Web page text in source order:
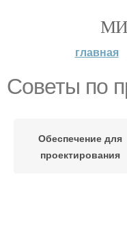
главная
Советы по
Обеспечение для
проектирования